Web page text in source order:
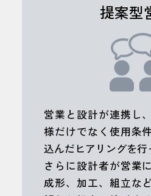
提案型
営業と設計が連携し
様だけでなく使用条
込んだヒアリングを行
さらに設計者が営業
成形、加工、組立な